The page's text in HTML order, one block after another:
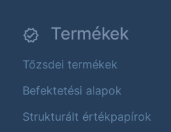
Termékek
Tőzsdei termékek
Befektetési alapok
Strukturált értékpapírok